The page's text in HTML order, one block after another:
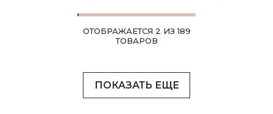
ОТОБРАЖАЕТСЯ 2 ИЗ 189
ТОВАРОВ
ПОКАЗАТЬ ЕЩЕ